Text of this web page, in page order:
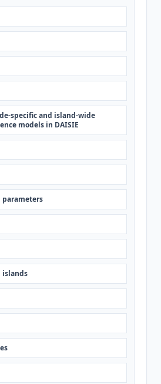
specific and island-wide
models in DAISIE
islands